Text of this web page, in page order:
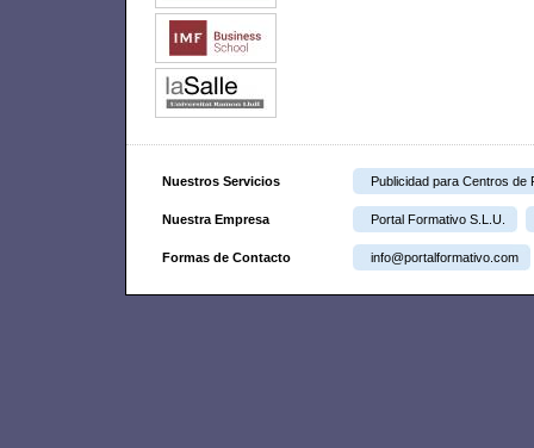
Nuestros Servicios Publicidad para Centros de
Nuestra Empresa Portal Formativo S.L.U.
Formas de Contacto info@portalformativo.com